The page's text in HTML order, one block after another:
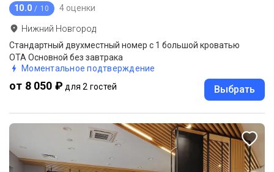
10.0 / 10 4 оценки
Нижний Новгород
Стандартный двухместный номер с 1 большой кроватью
ОТА Основной без завтрака
Моментальное подтверждение
от 8 050 ₽ для 2 гостей Выбрать